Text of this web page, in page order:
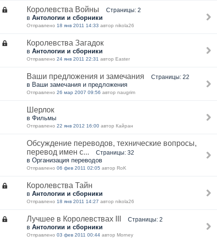
Королевства Войны Страницы: 2
в Антологии и сборники
Отправлено 18 янв 2011 14:33 автор nikola26
Королевства Загадок
в Антологии и сборники
Отправлено 24 янв 2011 22:31 автор Easter
Ваши предложения и замечания Страницы: 22
в Ваши замечания и предложения
Отправлено 26 мар 2007 09:56 автор naugrim
Шерлок
в Фильмы
Отправлено 22 янв 2012 16:00 автор Кайран
Обсуждение переводов, технические вопросы,
перевод имен с...
Страницы: 32
в Организация переводов
Отправлено 06 фев 2011 02:05 автор RoK
Королевства Тайн
в Антологии и сборники
Отправлено 18 янв 2011 14:27 автор nikola26
Лучшее в Королевствах III Страницы: 2
в Антологии и сборники
Отправлено 03 фев 2011 00:44 автор Morney